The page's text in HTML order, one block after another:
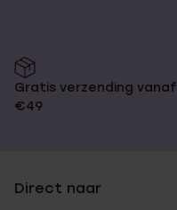
Gratis verzending vanaf
€49
Direct naar